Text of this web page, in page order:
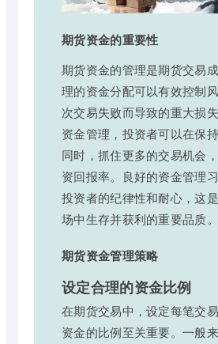
期货资金的重要性
期货资金的管理是期货交易
理的资金分配可以有效控制
次交易失败而导致的重大损
资金管理，投资者可以在保
同时，抓住更多的交易机会
资回报率。良好的资金管理
投资者的纪律性和耐心，这
场中生存并获利的重要品质。
期货资金管理策略
设定合理的资金比例
在期货交易中，设定每笔交
资金的比例至关重要。一般